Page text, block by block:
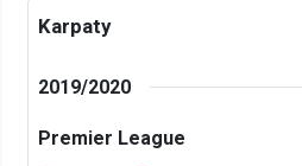
Karpaty
2019/2020
Premier League